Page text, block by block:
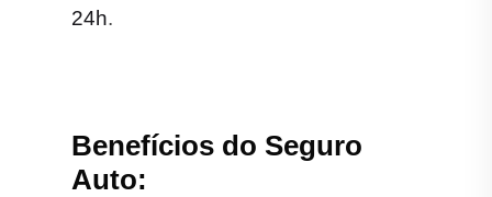
24h.
Benefícios do Seguro
Auto: